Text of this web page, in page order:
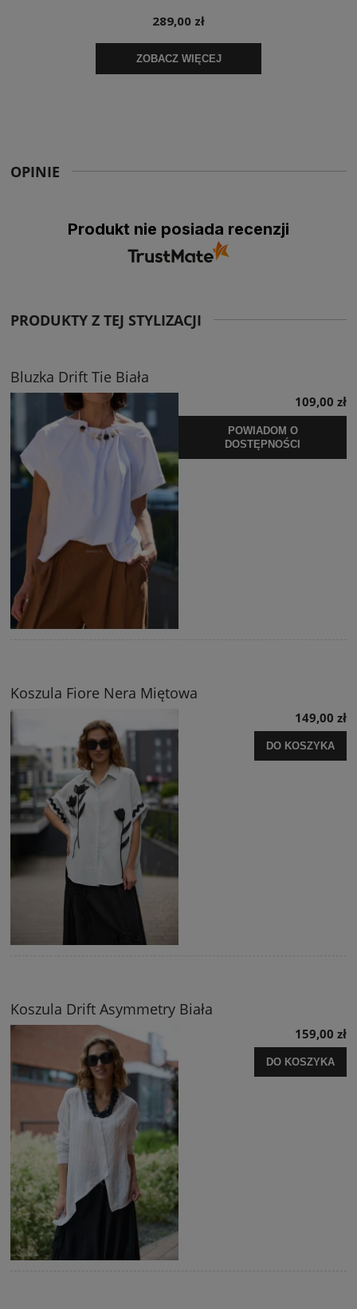
OPINIE
Produkt nie posiada recenzji
PRODUKTY Z TEJ STYLIZACJI
Bluzka Drift Tie Biała
109,00 zł
POWIADOM O
DOSTĘPNOŚCI
Koszula Fiore Nera Miętowa
149,00 zł
DO KOSZYKA
Koszula Drift Asymmetry Biała
159,00 zł
DO KOSZYKA